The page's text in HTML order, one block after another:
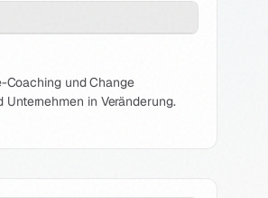
Coaching und Change
in Veränderung.